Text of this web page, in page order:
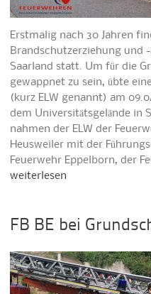
Erstmalig nach 30 Jahren
Brandschutzerziehung und
Saarland statt. Um für die
gewappnet zu sein, übte
(kurz ELW genannt) am
dem Universitätsgelände in
nahmen der ELW der
Heusweiler mit der
Feuerwehr Eppelborn, der
weiterlesen
FB BE bei